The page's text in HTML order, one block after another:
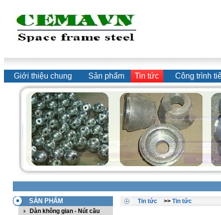
Giới thiệu chung Sản phẩm Tin tức Công trình
SẢN PHẨM
Dàn không gian - Nút cầu
Tin tức >> Tin tức